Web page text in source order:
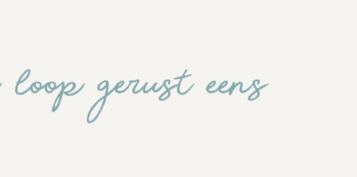
gerust eens